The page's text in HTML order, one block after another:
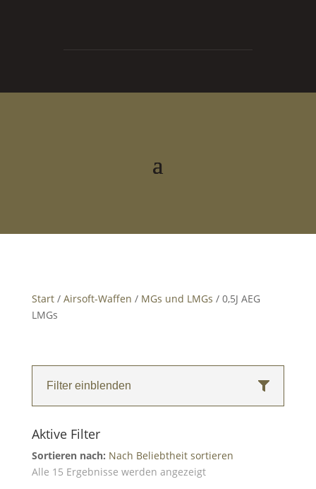
Start/ Airsoft-Waffen / MGs und LMGs / 0,5J AEG
LMGs
Filter einblenden
Aktive Filter
Sortieren nach: Nach Beliebtheit sortieren
Alle 15 Ergebnisse werden angezeigtNach